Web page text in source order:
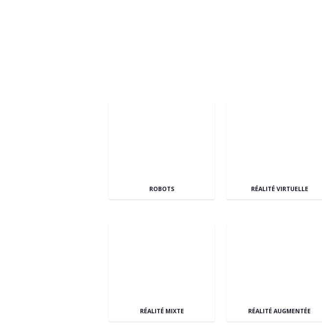
ROBOTS RÉALITÉ VIRTUELLE
RÉALITÉ MIXTE RÉALITÉ AUGMENTÉE